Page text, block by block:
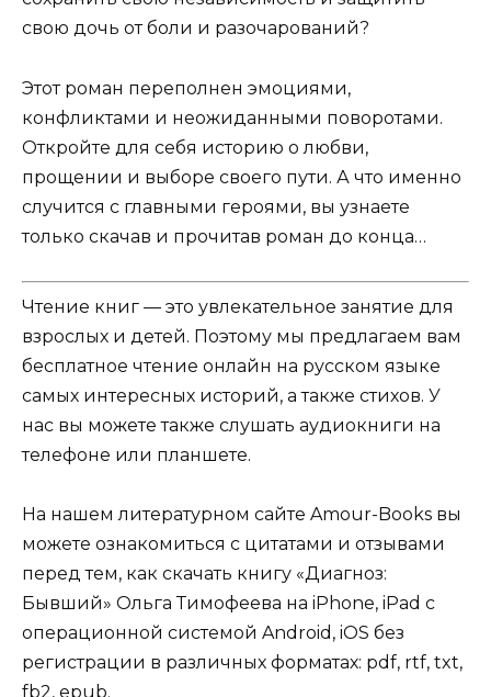
свою дочь от боли и разочарований?
Этот роман переполнен эмоциями,
конфликтами и неожиданными поворотами.
Откройте для себя историю о любви,
прощении и выборе своего пути. А что именно
случится с главными героями, вы узнаете
только скачав и прочитав роман до конца…
Чтение книг — это увлекательное занятие для
взрослых и детей. Поэтому мы предлагаем вам
бесплатное чтение онлайн на русском языке
самых интересных историй, а также стихов. У
нас вы можете также слушать аудиокниги на
телефоне или планшете.
На нашем литературном сайте Amour-Books вы
можете ознакомиться с цитатами и отзывами
перед тем, как скачать книгу «Диагноз:
Бывший» Ольга Тимофеева на iPhone, iPad с
операционной системой Android, iOS без
регистрации в различных форматах: pdf, rtf, txt,
fb2, epub.